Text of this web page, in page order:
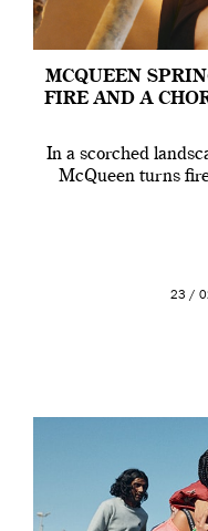
MCQUEEN
FIRE AND A
In a scorched
McQueen turns
23 /